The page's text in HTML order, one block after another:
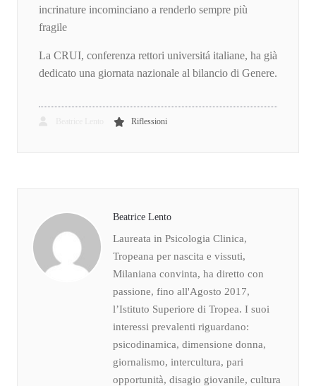
incrinature incominciano a renderlo sempre più
fragile
La CRUI, conferenza rettori universitá italiane, ha già
dedicato una giornata nazionale al bilancio di Genere.
Riflessioni
Beatrice Lento
Laureata in Psicologia Clinica,
Tropeana per nascita e vissuti,
Milaniana convinta, ha diretto con
passione, fino all'Agosto 2017,
l’Istituto Superiore di Tropea. I suoi
interessi prevalenti riguardano:
psicodinamica, dimensione donna,
giornalismo, intercultura, pari
opportunità, disagio giovanile, cultura